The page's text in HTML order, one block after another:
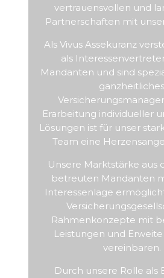
vertrauensvollen und
Partnerschaften mit
Als Vivus Assekuranz
als
Mandanten und sind
ganzheitliches
Erarbeitung individueller
Lösungen ist für unser
Team eine
Unsere Marktstärke aus
betreuten Mandanten
Interessenlage
Rahmenkonzepte mit
Leistungen und
vereinbaren.
Durch unsere Rolle als